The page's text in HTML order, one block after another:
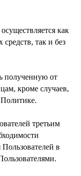
как
так и без
полученную от
кроме случаев,
третьим
Пользователей в